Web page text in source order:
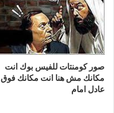
صور كومنتات للفيس بوك انت
مكانك مش هنا انت مكانك فوق
عادل امام